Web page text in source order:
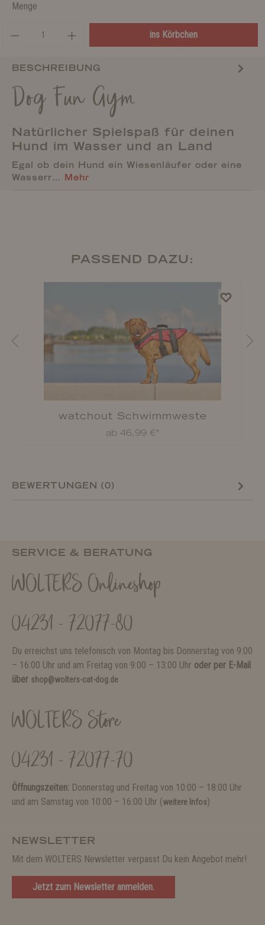
Menge
ins Körbchen
BESCHREIBUNG
Dog Fun Gym
Natürlicher Spielspaß für deinen
Hund im Wasser und an Land
Egal ob dein Hund ein Wiesenläufer oder eine
Wasserr… Mehr
PASSEND DAZU:
watchout Schwimmweste
ab 46,99 €*
BEWERTUNGEN (0)
SERVICE & BERATUNG
WOLTERS Onlineshop
04231 - 72077-80
Du erreichst uns telefonisch von Montag bis Donnerstag von 9:00
– 16:00 Uhr und am Freitag von 9:00 – 13:00 Uhr oder per E-Mail
über shop@wolters-cat-dog.de
WOLTERS Store
04231 - 72077-70
Öffnungszeiten: Donnerstag und Freitag von 10:00 – 18:00 Uhr
und am Samstag von 10:00 – 16:00 Uhr (weitere Infos)
NEWSLETTER
Mit dem WOLTERS Newsletter verpasst Du kein Angebot mehr!
Jetzt zum Newsletter anmelden.